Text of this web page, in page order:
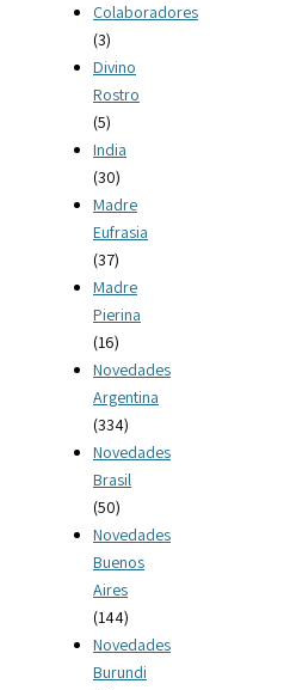
Colaboradores
(3)
Divino
Rostro
(5)
India
(30)
Madre
Eufrasia
(37)
Madre
Pierina
(16)
Novedades
Argentina
(334)
Novedades
Brasil
(50)
Novedades
Buenos
Aires
(144)
Novedades
Burundi